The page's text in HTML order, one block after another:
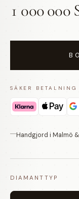
1 000 000
SÄKER BETALNING
Handgjord i Malmö &
DIAMANTTYP